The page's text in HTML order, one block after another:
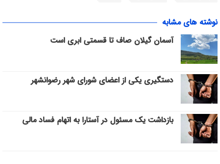
نوشته های مشابه
آسمان گیلان صاف تا قسمتی ابری است
دستگیری یکی از اعضای شورای شهر رضوانشهر
بازداشت یک مسئول در آستارا به اتهام فساد مالی